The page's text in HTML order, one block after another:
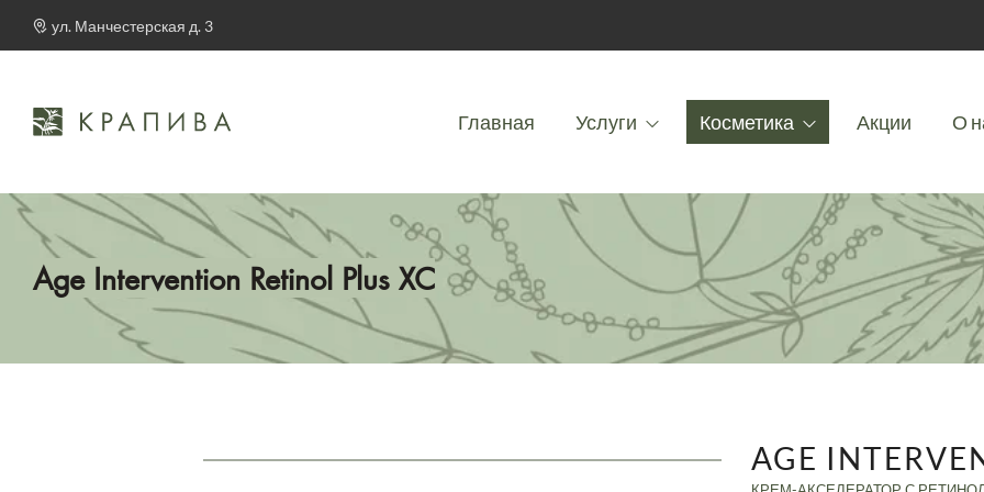
ул. Манчестерская д. 3
Главная Услуги Косметика Акции О
Age Intervention Retinol Plus XC
AGE